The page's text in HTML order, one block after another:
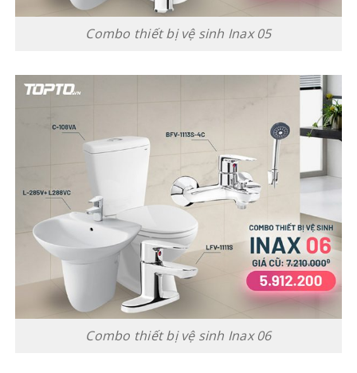
Combo thiết bị vệ sinh Inax 05
Combo thiết bị vệ sinh Inax 06